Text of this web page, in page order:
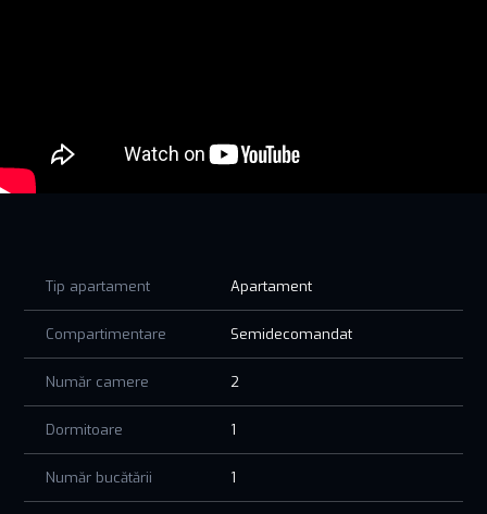
albastrul mării.
Tip apartament Apartament
Compartimentare Semidecomandat
Număr camere 2
Dormitoare 1
Număr bucătării 1